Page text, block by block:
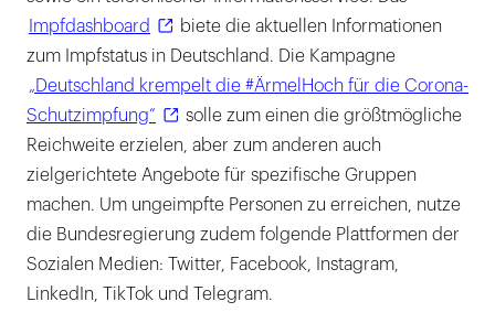
Impfdashboard
biete die aktuellen Informationen
zum Impfstatus in Deutschland. Die Kampagne
„Deutschland krempelt die #ÄrmelHoch für die Corona-
Schutzimpfung“
solle zum einen die größtmögliche
Reichweite erzielen, aber zum anderen auch
zielgerichtete Angebote für spezifische Gruppen
machen. Um ungeimpfte Personen zu erreichen, nutze
die Bundesregierung zudem folgende Plattformen der
Sozialen Medien: Twitter, Facebook, Instagram,
LinkedIn, TikTok und Telegram.